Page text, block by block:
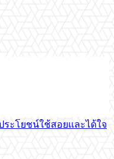
ระโยชน์ใช้สอยและได้ใจ